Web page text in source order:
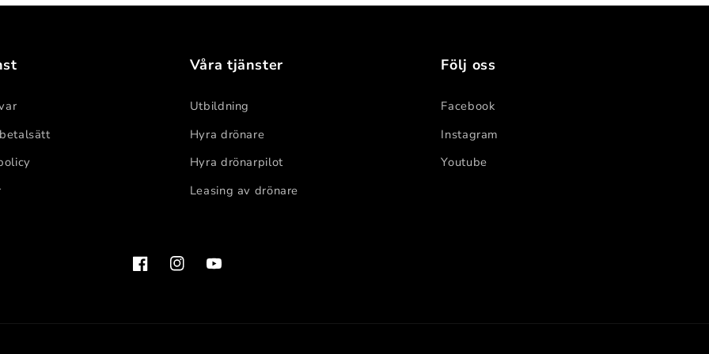
Våra tjänster
Utbildning
Hyra drönare
Hyra drönarpilot
Leasing av drönare
Följ oss
Facebook
Instagram
Youtube
FacebookInstagramYouTube